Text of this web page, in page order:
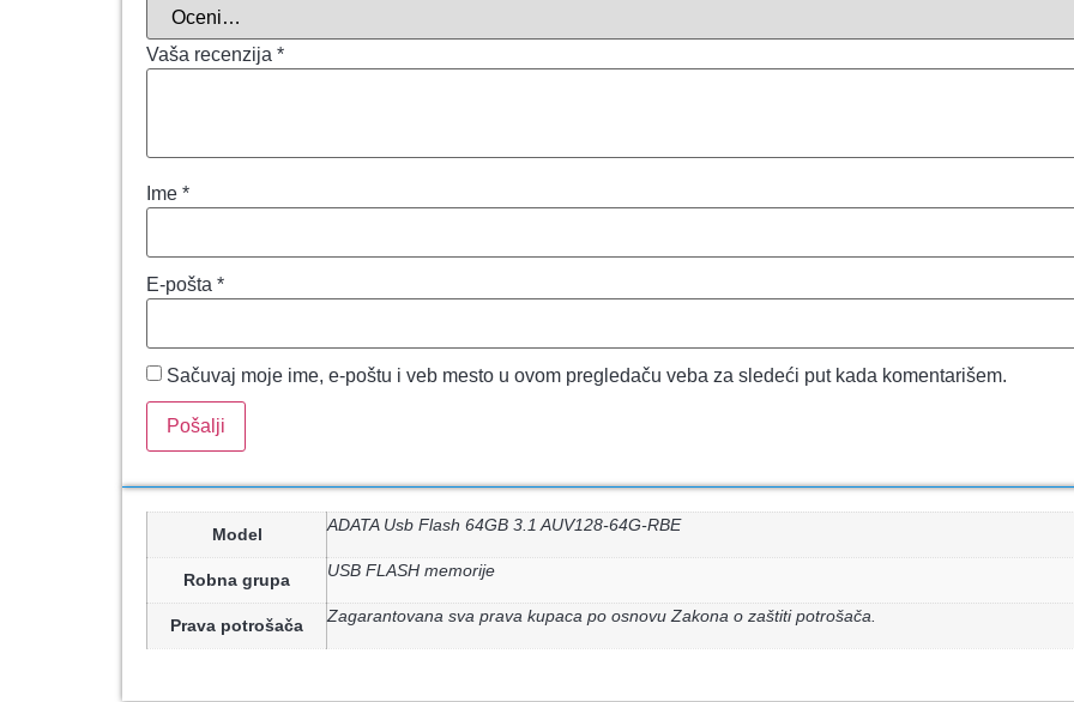
Vaša recenzija *
Ime *
E-pošta *
Sačuvaj moje ime, e-poštu i veb mesto u ovom pregledaču veba za sledeći put kada komentarišem.
Model ADATA Usb Flash 64GB 3.1 AUV128-64G-RBE
Robna grupa USB FLASH memorije
Prava potrošača Zagarantovana sva prava kupaca po osnovu Zakona o zaštiti potrošača.